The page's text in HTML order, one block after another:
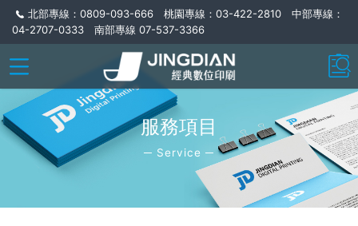
北部專線：0809-093-666 桃園專線：03-422-2810 中部專線：
04-2707-0333 南部專線 07-537-3366
服務項目
─ Service ─